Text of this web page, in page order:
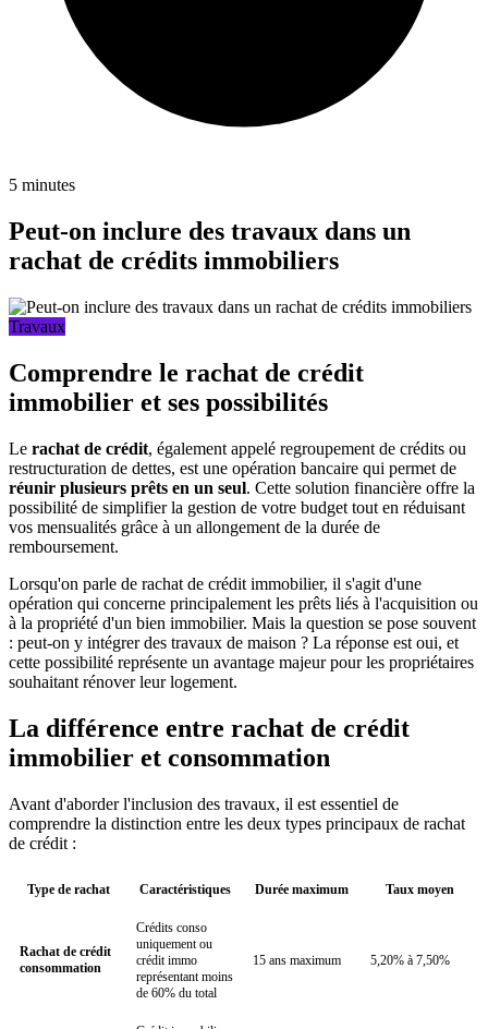
5 minutes
Peut-on inclure des travaux dans un
rachat de crédits immobiliers
Travaux
Comprendre le rachat de crédit
immobilier et ses possibilités
Le rachat de crédit, également appelé regroupement de crédits ou
restructuration de dettes, est une opération bancaire qui permet de
réunir plusieurs prêts en un seul. Cette solution financière offre la
possibilité de simplifier la gestion de votre budget tout en réduisant
vos mensualités grâce à un allongement de la durée de
remboursement.
Lorsqu'on parle de rachat de crédit immobilier, il s'agit d'une
opération qui concerne principalement les prêts liés à l'acquisition ou
à la propriété d'un bien immobilier. Mais la question se pose souvent
: peut-on y intégrer des travaux de maison ? La réponse est oui, et
cette possibilité représente un avantage majeur pour les propriétaires
souhaitant rénover leur logement.
La différence entre rachat de crédit
immobilier et consommation
Avant d'aborder l'inclusion des travaux, il est essentiel de
comprendre la distinction entre les deux types principaux de rachat
de crédit :
Type de rachat Caractéristiques Durée maximum Taux moyen
Rachat de crédit
consommation
Crédits conso
uniquement ou
crédit immo
représentant moins
de 60% du total
15 ans maximum 5,20% à 7,50%